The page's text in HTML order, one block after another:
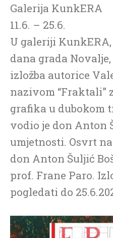
Galerija KunkERA
11.6. – 25.6.
U galeriji
dana grada Novalje,
izložba autorice
nazivom
grafika u dubokom
vodio je don Anton
umjetnosti. Osvrt
don Anton Šuljić
prof. Frane Paro.
pogledati do